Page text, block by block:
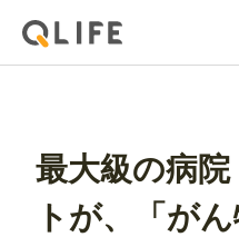
最大級の病
トが、「が